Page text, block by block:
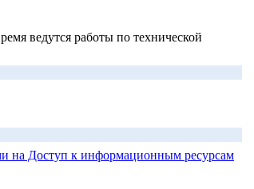
ведутся работы по технической
на Доступ к информационным ресурсам